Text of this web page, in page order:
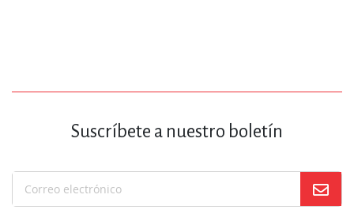
Suscríbete a nuestro boletín
Suscríbase
a